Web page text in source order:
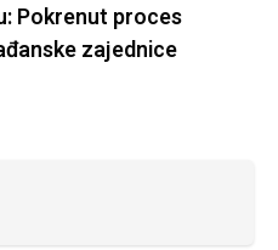
Pokrenut proces
zajednice